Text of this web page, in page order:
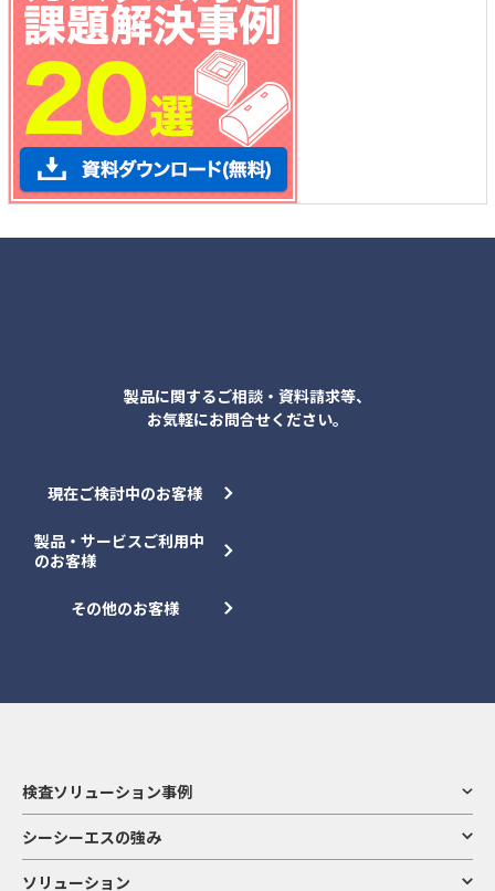
製品に関するご相談・資料請求等、
お気軽にお問合せください。
現在ご検討中のお客様
製品・サービスご利用中
のお客様
その他のお客様
検査ソリューション事例
シーシーエスの強み
ソリューション